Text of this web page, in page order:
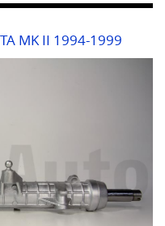
MK II 1994-1999